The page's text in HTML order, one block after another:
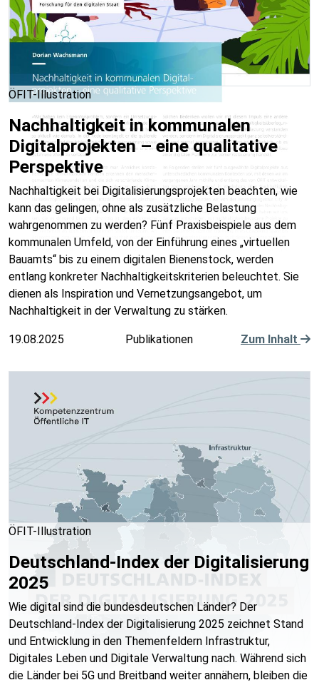
ÖFIT-Illustration
Nachhaltigkeit in kommunalen
Digitalprojekten – eine qualitative
Perspektive
Nachhaltigkeit bei Digitalisierungsprojekten beachten, wie
kann das gelingen, ohne als zusätzliche Belastung
wahrgenommen zu werden? Fünf Praxisbeispiele aus dem
kommunalen Umfeld, von der Einführung eines „virtuellen
Bauamts“ bis zu einem digitalen Bienenstock, werden
entlang konkreter Nachhaltigkeitskriterien beleuchtet. Sie
dienen als Inspiration und Vernetzungsangebot, um
Nachhaltigkeit in der Verwaltung zu stärken.
19.08.2025 Publikationen Zum Inhalt
ÖFIT-Illustration
Deutschland-Index der Digitalisierung
2025
Wie digital sind die bundesdeutschen Länder? Der
Deutschland-Index der Digitalisierung 2025 zeichnet Stand
und Entwicklung in den Themenfeldern Infrastruktur,
Digitales Leben und Digitale Verwaltung nach. Während sich
die Länder bei 5G und Breitband weiter annähern, bleiben die